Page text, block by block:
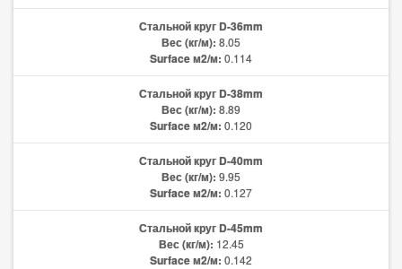
Стальной круг D-36mm
Вес (кг/м): 8.05
Surface м2/м: 0.114
Стальной круг D-38mm
Вес (кг/м): 8.89
Surface м2/м: 0.120
Стальной круг D-40mm
Вес (кг/м): 9.95
Surface м2/м: 0.127
Стальной круг D-45mm
Вес (кг/м): 12.45
Surface м2/м: 0.142